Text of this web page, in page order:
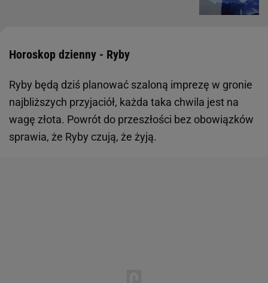
Horoskop dzienny - Ryby
Ryby będą dziś planować szaloną imprezę w gronie
najbliższych przyjaciół, każda taka chwila jest na
wagę złota. Powrót do przeszłości bez obowiązków
sprawia, że Ryby czują, że żyją.